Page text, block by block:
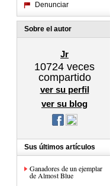
Denunciar
Sobre el autor
Jr
10724 veces
compartido
ver su perfil
ver su blog
Sus últimos artículos
Ganadores de un ejemplar
de Almost Blue